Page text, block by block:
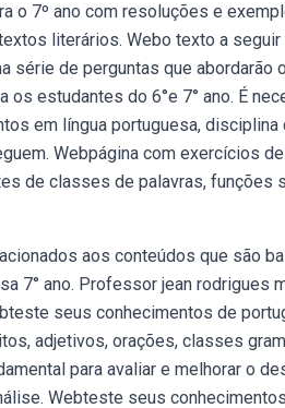
o 7º ano com resoluções e
literários. Webo texto a
série de perguntas que
estudantes do 6°e 7° ano. É
em língua portuguesa,
Webpágina com exercícios
de classes de palavras, funções
aos conteúdos que são
7° ano. Professor jean rodrigues
seus conhecimentos de
adjetivos, orações, classes
para avaliar e melhorar o
Webteste seus